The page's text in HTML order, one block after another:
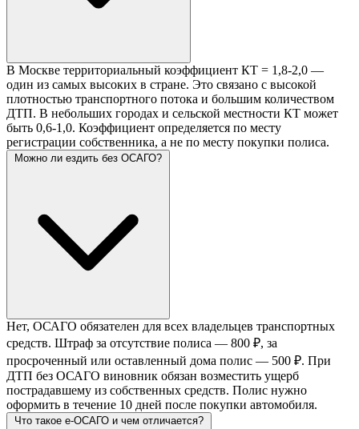
В Москве территориальный коэффициент КТ = 1,8-2,0 —
один из самых высоких в стране. Это связано с высокой
плотностью транспортного потока и большим количеством
ДТП. В небольших городах и сельской местности КТ может
быть 0,6-1,0. Коэффициент определяется по месту
регистрации собственника, а не по месту покупки полиса.
Можно ли ездить без ОСАГО?
Нет, ОСАГО обязателен для всех владельцев транспортных
средств. Штраф за отсутствие полиса — 800 ₽, за
просроченный или оставленный дома полис — 500 ₽. При
ДТП без ОСАГО виновник обязан возместить ущерб
пострадавшему из собственных средств. Полис нужно
оформить в течение 10 дней после покупки автомобиля.
Что такое е-ОСАГО и чем отличается?